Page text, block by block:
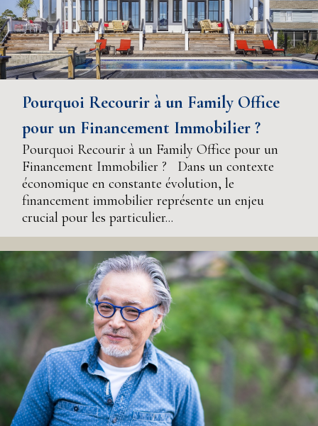
Pourquoi Recourir à un Family Office
pour un Financement Immobilier ?
Pourquoi Recourir à un Family Office pour un
Financement Immobilier ? Dans un contexte
économique en constante évolution, le
financement immobilier représente un enjeu
crucial pour les particulier...